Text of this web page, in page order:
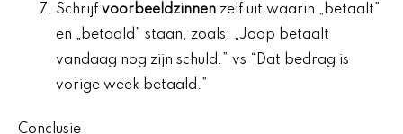
Schrijf voorbeeldzinnen zelf uit waarin „betaalt”
en „betaald” staan, zoals: „Joop betaalt
vandaag nog zijn schuld.” vs “Dat bedrag is
vorige week betaald.”
Conclusie